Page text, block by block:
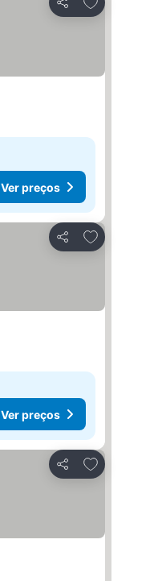
Partilhar
Ver preços
Partilhar
Adicionar
Ver preços
Partilhar
Adicionar